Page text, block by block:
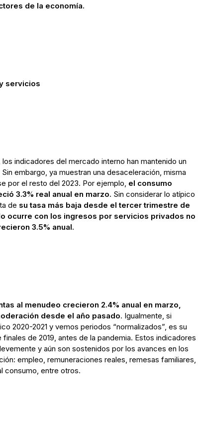
de la economía.
servicios
los indicadores del mercado interno han mantenido un
embargo, ya muestran una desaceleración, misma
por el resto del 2023. Por ejemplo, el consumo
3.3% real anual en marzo. Sin considerar lo atípico
de su tasa más baja desde el tercer trimestre de
ocurre con los ingresos por servicios privados no
3.5% anual.
al menudeo crecieron 2.4% anual en marzo,
desde el año pasado. Igualmente, si
2020-2021 y vemos periodos “normalizados”, es su
de 2019, antes de la pandemia. Estos indicadores
y aún son sostenidos por los avances en los
empleo, remuneraciones reales, remesas familiares,
consumo, entre otros.